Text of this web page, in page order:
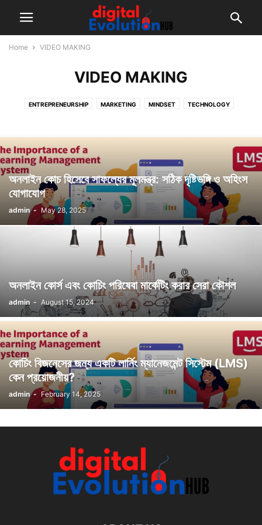
Home VIDEO MAKING
VIDEO MAKING
ENTREPRENEURSHIP MARKETING MINDSET TECHNOLOGY
অনলাইন কোচ হিসেবে সাফল্যের মূলমন্ত্র: সঠিক দৃষ্টিভঙ্গি ও অহিংস
যোগাযোগ
admin - May 28, 2025
অনলাইন কোর্স এবং কোচিং পরিষেবা মার্কেটিং করার সেরা কৌশল
admin - August 15, 2024
কোচিং বিজনেসের জন্য একটি লার্নিং ম্যানেজমেন্ট সিস্টেম (LMS)
কেন প্রয়োজনীয়?
admin - February 14, 2025